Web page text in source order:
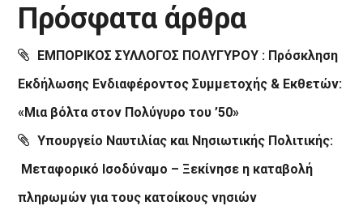
Πρόσφατα άρθρα
ΕΜΠΟΡΙΚΟΣ ΣΥΛΛΟΓΟΣ ΠΟΛΥΓΥΡΟΥ : Πρόσκληση
Εκδήλωσης Ενδιαφέροντος Συμμετοχής & Εκθετών:
«Μια βόλτα στον Πολύγυρο του ’50»
Υπουργείο Ναυτιλίας και Νησιωτικής Πολιτικής:
Μεταφορικό Ισοδύναμο – Ξεκίνησε η καταβολή
πληρωμών για τους κατοίκους νησιών